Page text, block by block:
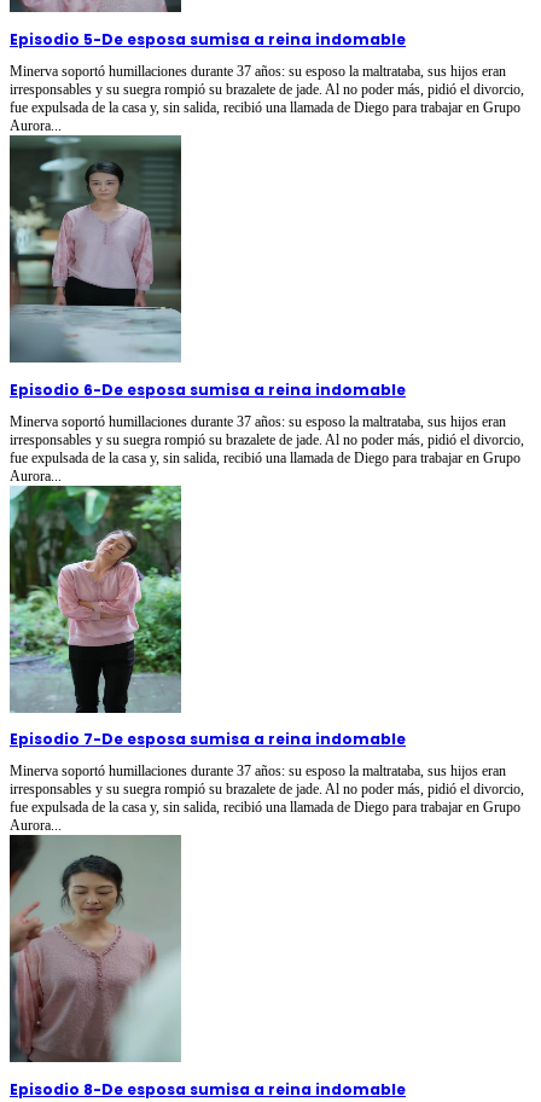
Episodio 5-De esposa sumisa a reina indomable
Minerva soportó humillaciones durante 37 años: su esposo la maltrataba, sus hijos eran
irresponsables y su suegra rompió su brazalete de jade. Al no poder más, pidió el divorcio,
fue expulsada de la casa y, sin salida, recibió una llamada de Diego para trabajar en Grupo
Aurora...
Episodio 6-De esposa sumisa a reina indomable
Minerva soportó humillaciones durante 37 años: su esposo la maltrataba, sus hijos eran
irresponsables y su suegra rompió su brazalete de jade. Al no poder más, pidió el divorcio,
fue expulsada de la casa y, sin salida, recibió una llamada de Diego para trabajar en Grupo
Aurora...
Episodio 7-De esposa sumisa a reina indomable
Minerva soportó humillaciones durante 37 años: su esposo la maltrataba, sus hijos eran
irresponsables y su suegra rompió su brazalete de jade. Al no poder más, pidió el divorcio,
fue expulsada de la casa y, sin salida, recibió una llamada de Diego para trabajar en Grupo
Aurora...
Episodio 8-De esposa sumisa a reina indomable